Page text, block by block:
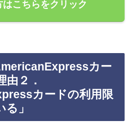
こちらをクリック
カー
由２．
カードの利用限
」